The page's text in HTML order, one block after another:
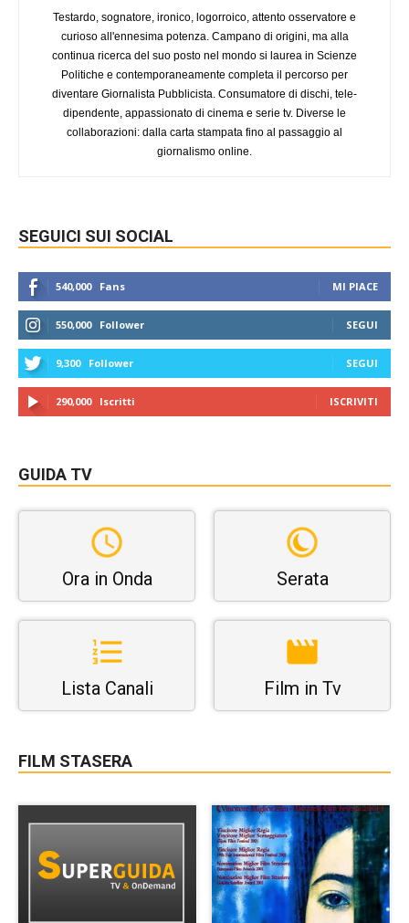
Testardo, sognatore, ironico, logorroico, attento osservatore e
curioso all'ennesima potenza. Campano di origini, ma alla
continua ricerca del suo posto nel mondo si laurea in Scienze
Politiche e contemporaneamente completa il percorso per
diventare Giornalista Pubblicista. Consumatore di dischi, tele-
dipendente, appassionato di cinema e serie tv. Diverse le
collaborazioni: dalla carta stampata fino al passaggio al
giornalismo online.
SEGUICI SUI SOCIAL
540,000 Fans MI PIACE
550,000 Follower SEGUI
9,300 Follower SEGUI
290,000 Iscritti ISCRIVITI
GUIDA TV
Ora in Onda Serata
Lista Canali Film in Tv
FILM STASERA